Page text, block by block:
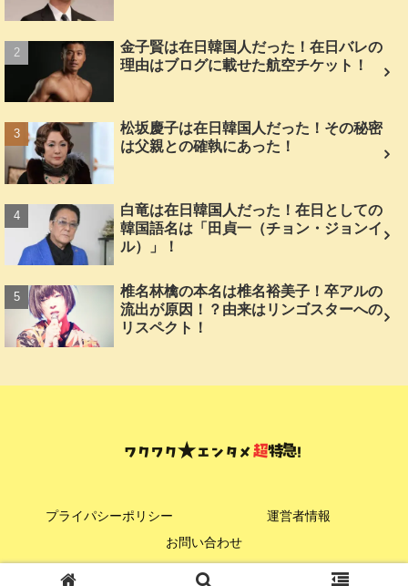
金子賢は在日韓国人だった！在日バレの
理由はブログに載せた航空チケット！
松坂慶子は在日韓国人だった！その秘密
は父親との確執にあった！
白竜は在日韓国人だった！在日としての
韓国語名は「田貞一（チョン・ジョンイ
ル）」！
椎名林檎の本名は椎名裕美子！卒アルの
流出が原因！？由来はリンゴスターへの
リスペクト！
プライパシーポリシー
運営者情報
お問い合わせ
© 2024 ワクワク★エンタメ超特急！.